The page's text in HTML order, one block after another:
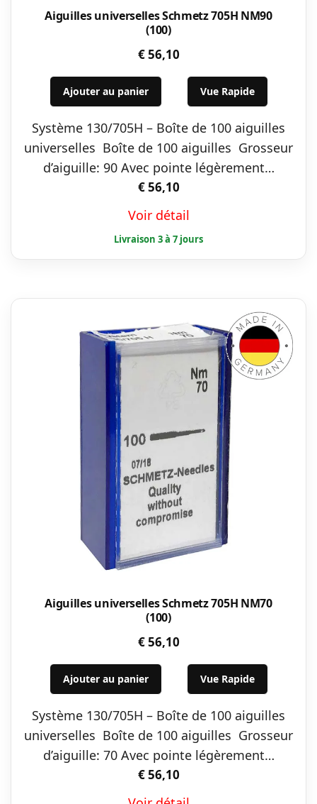
Aiguilles universelles Schmetz 705H NM90
(100)
€56,10
Ajouter au panier Vue Rapide
Système 130/705H – Boîte de 100 aiguilles
universelles Boîte de 100 aiguilles Grosseur
d’aiguille: 90 Avec pointe légèrement…
€56,10
Voir détail
Aiguilles universelles Schmetz 705H NM70
(100)
€56,10
Ajouter au panier Vue Rapide
Système 130/705H – Boîte de 100 aiguilles
universelles Boîte de 100 aiguilles Grosseur
d’aiguille: 70 Avec pointe légèrement…
€56,10